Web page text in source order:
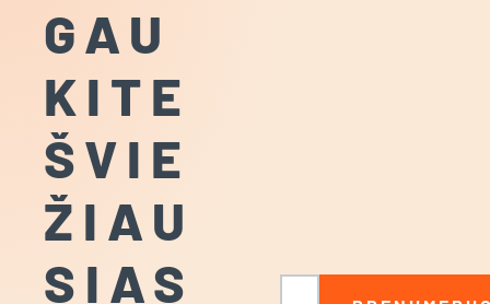
GAU
KITE
ŠVIE
ŽIAU
SIAS
El. paštas